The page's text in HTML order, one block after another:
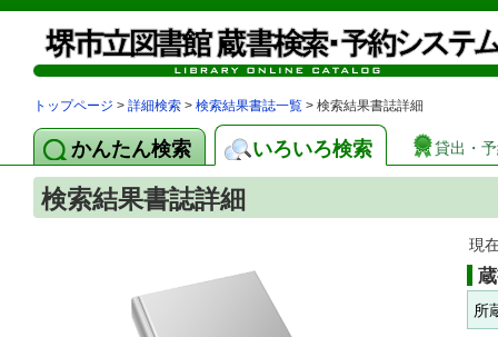
トップページ > 詳細検索 > 検索結果書誌一覧 > 検索結果書誌詳細
かんたん検索 いろいろ検索 貸出・
検索結果書誌詳細
現
所